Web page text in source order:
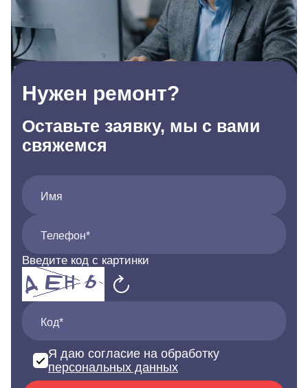
Нужен ремонт?
Оставьте заявку, мы с вами
свяжемся
Имя
Телефон*
Введите код с картинки
Код*
Я даю согласие на обработку
персональных данных